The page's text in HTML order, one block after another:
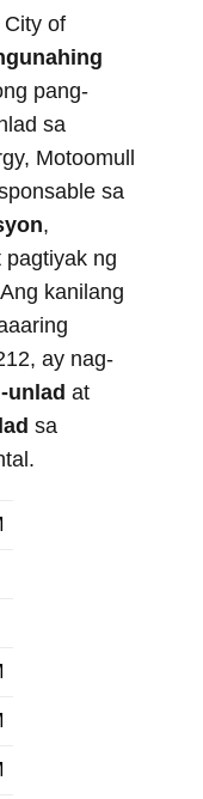
City of
pang-
sa
Motoomull
sa
,
pagtiyak ng
kanilang
ay nag-
unlad at
sa